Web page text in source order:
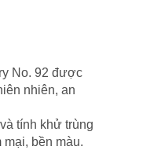
No. 92 được
nhiên, an
tính khử trùng
bền màu.